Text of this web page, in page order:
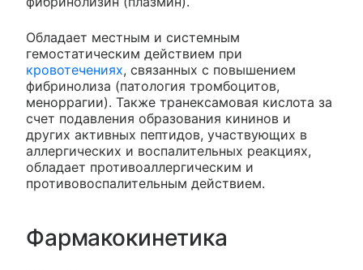
Обладает местным и системным
гемостатическим действием при
кровотечениях, связанных с повышением
фибринолиза (патология тромбоцитов,
меноррагии). Также транексамовая кислота за
счет подавления образования кининов и
других активных пептидов, участвующих в
аллергических и воспалительных реакциях,
обладает противоаллергическим и
противовоспалительным действием.
Фармакокинетика